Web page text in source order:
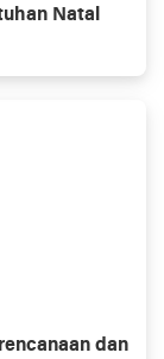
Natal
dan